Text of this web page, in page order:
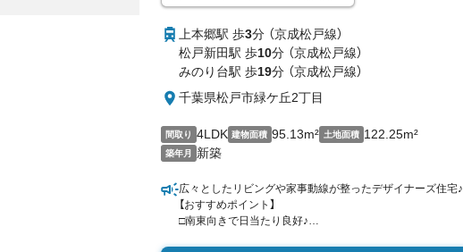
上本郷駅 歩3分 （京成松戸線）
松戸新田駅 歩10分 （京成松戸線）
みのり台駅 歩19分 （京成松戸線）
千葉県松戸市緑ケ丘2丁目
間取り 4LDK 建物面積 95.13m² 土地面積 122.25m²
築年月 新築
広々としたリビングや家事動線が整ったデザイナーズ住宅♪
【おすすめポイント】
□南東向きで日当たり良好♪